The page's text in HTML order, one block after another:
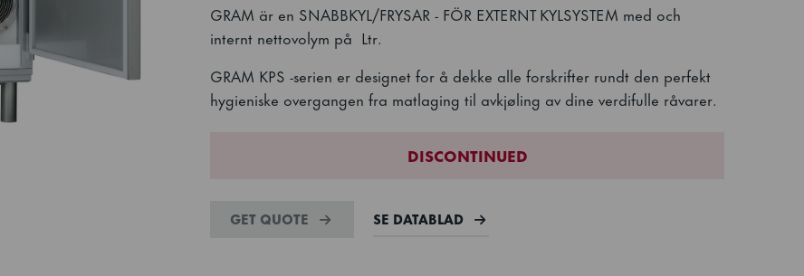
GRAM är en SNABBKYL/FRYSAR - FÖR EXTERNT KYLSYSTEM med och
internt nettovolym på Ltr.
GRAM KPS -serien er designet for å dekke alle forskrifter rundt den perfekt
hygieniske overgangen fra matlaging til avkjøling av dine verdifulle råvarer.
DISCONTINUED
GET QUOTE SE DATABLAD